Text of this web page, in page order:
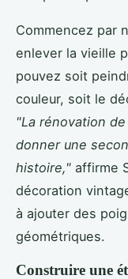
Commencez par
enlever la vieille
pouvez soit
couleur, soit le
"La rénovation
donner une
histoire," affirme
décoration
à ajouter des
géométriques.
Construire une